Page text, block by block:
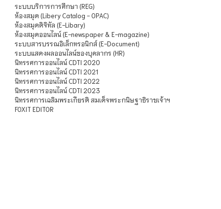
ระบบบริการการศึกษา (REG)
ห้องสมุด (Libery Catalog - OPAC)
ห้องสมุดดิจิทัล (E-Libary)
ห้องสมุดออนไลน์ (E-newspaper & E-magazine)
ระบบสารบรรณอิเล็กทรอนิกส์ (E-Document)
ระบบแสดงผลออนไลน์ของบุคลากร (HR)
นิทรรศการออนไลน์ CDTI 2020
นิทรรศการออนไลน์ CDTI 2021
นิทรรศการออนไลน์ CDTI 2022
นิทรรศการออนไลน์ CDTI 2023
นิทรรศการเฉลิมพระเกียรติ สมเด็จพระกนิษฐาธิราชเจ้าฯ
FOXIT EDITOR